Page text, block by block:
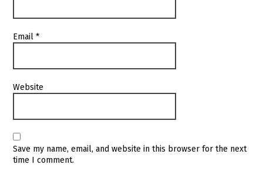
Email*
Website
Save my name, email, and website in this browser for the next
time I comment.